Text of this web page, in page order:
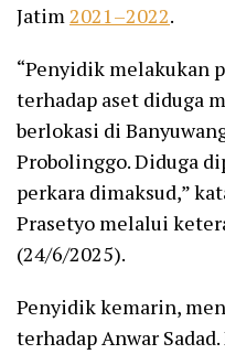
Jatim2021–2022.
“Penyidik melakukan
terhadap aset diduga
berlokasi di
Probolinggo. Diduga
perkara dimaksud,”
Prasetyo melalui
(24/6/2025).
Penyidik kemarin,
terhadap Anwar